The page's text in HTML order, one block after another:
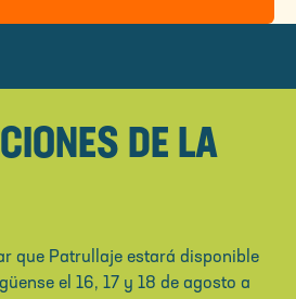
DE LA
que Patrullaje estará disponible
el 16, 17 y 18 de agosto a